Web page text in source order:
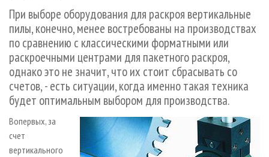
СУШКА ДРЕВЕСИНЫ
ПРОИЗВОДСТВО ДРЕВЕСНЫХ ПЛИТ
ДЕРЕВЯННОЕ ДОМОСТРОЕНИЕ
ПРОИЗВОДСТВО МЕБЕЛИ
БИОЭНЕРГЕТИКА
ЦБП
ИНСТРУМЕНТ И МАТЕРИАЛЫ
ПЕРСОНЫ
МОБИЛЬНЫЕ ВЫСТАВКИ
ОФИЦИАЛЬНЫЕ ДЕЛЕГАЦИИ
ПРИОРИТЕТНЫЕ ИНВЕСТПРОЕКТЫ
RUSSIAN FORESTRY REVIEW
ГАЗЕТА ЛЕСПРОМФОРУМ
БИБЛИОТЕКА СПЕЦИАЛИСТА
КОНТАКТЫ
РЕКЛАМА
РЕКЛАМА НА САЙТЕ
При выборе оборудования для раскроя вертикальные
пилы, конечно, менее востребованы на производствах
по сравнению с классическими форматными или
раскроечными центрами для пакетного раскроя,
однако это не значит, что их стоит сбрасывать со
счетов, - есть ситуации, когда именно такая техника
будет оптимальным выбором для производства.
Во­первых, за
счет
вертикального